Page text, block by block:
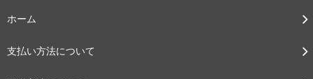
ホーム
支払い方法について